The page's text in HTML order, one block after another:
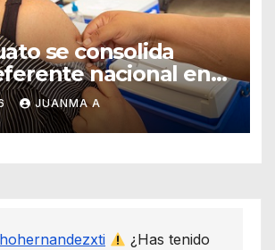
se consolida
nacional en
universal
JUANMA A
¿Has tenido